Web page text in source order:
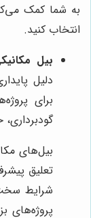
به شما کمک
انتخاب کنید.
بیل
دلیل
برای
بیل‌های
تعلیق
شرایط
پروژه‌های